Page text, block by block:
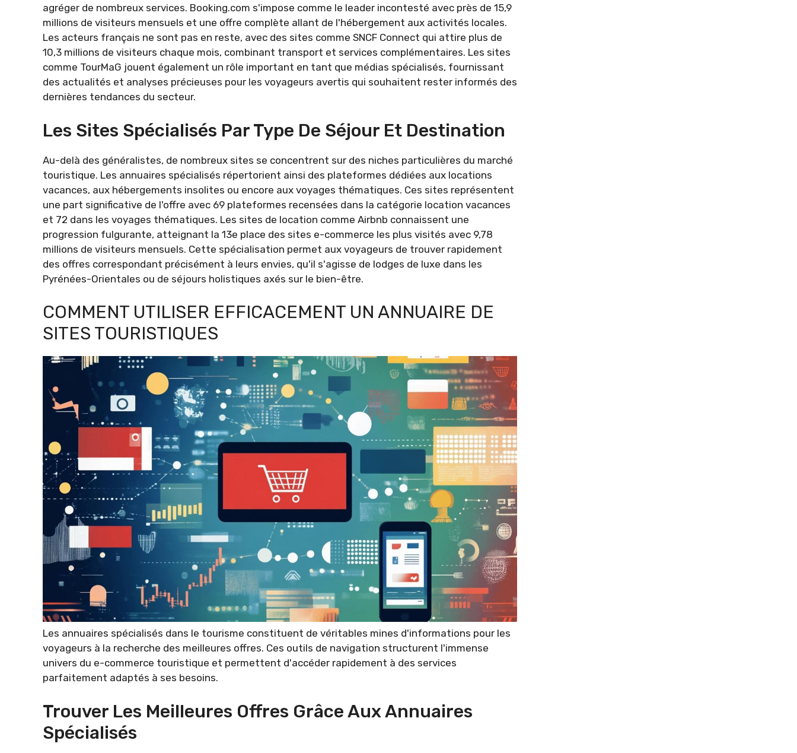
agréger de nombreux services. Booking.com s'impose comme le leader incontesté avec près de 15,9
millions de visiteurs mensuels et une offre complète allant de l'hébergement aux activités locales.
Les acteurs français ne sont pas en reste, avec des sites comme SNCF Connect qui attire plus de
10,3 millions de visiteurs chaque mois, combinant transport et services complémentaires. Les sites
comme TourMaG jouent également un rôle important en tant que médias spécialisés, fournissant
des actualités et analyses précieuses pour les voyageurs avertis qui souhaitent rester informés des
dernières tendances du secteur.
Les Sites Spécialisés Par Type De Séjour Et Destination
Au-delà des généralistes, de nombreux sites se concentrent sur des niches particulières du marché
touristique. Les annuaires spécialisés répertorient ainsi des plateformes dédiées aux locations
vacances, aux hébergements insolites ou encore aux voyages thématiques. Ces sites représentent
une part significative de l'offre avec 69 plateformes recensées dans la catégorie location vacances
et 72 dans les voyages thématiques. Les sites de location comme Airbnb connaissent une
progression fulgurante, atteignant la 13e place des sites e-commerce les plus visités avec 9,78
millions de visiteurs mensuels. Cette spécialisation permet aux voyageurs de trouver rapidement
des offres correspondant précisément à leurs envies, qu'il s'agisse de lodges de luxe dans les
Pyrénées-Orientales ou de séjours holistiques axés sur le bien-être.
COMMENT UTILISER EFFICACEMENT UN ANNUAIRE DE
SITES TOURISTIQUES
Les annuaires spécialisés dans le tourisme constituent de véritables mines d'informations pour les
voyageurs à la recherche des meilleures offres. Ces outils de navigation structurent l'immense
univers du e-commerce touristique et permettent d'accéder rapidement à des services
parfaitement adaptés à ses besoins.
Trouver Les Meilleures Offres Grâce Aux Annuaires
Spécialisés